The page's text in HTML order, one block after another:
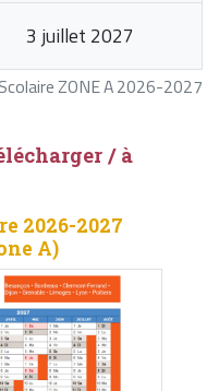
ZONE A 2026-2027
3 juillet 2027
/ à
2026-2027
A)